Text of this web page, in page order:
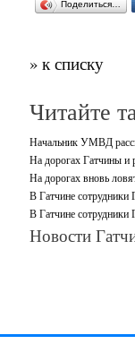
Поделиться…
» к списку
Читайте
Начальник УМВД
На дорогах Гатчины и
На дорогах вновь
В Гатчине
В Гатчине
Новости